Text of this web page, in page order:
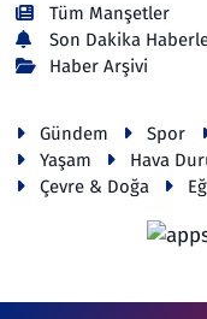
Tüm Manşetler
Son Dakika
Haber Arşivi
Gündem Spor
Yaşam
Hava
Çevre & Doğa